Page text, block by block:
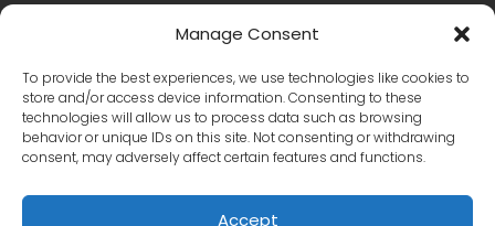
Manage Consent
To provide the best experiences, we use technologies like cookies to
store and/or access device information. Consenting to these
technologies will allow us to process data such as browsing
behavior or unique IDs on this site. Not consenting or withdrawing
consent, may adversely affect certain features and functions.
Accept
Declaración de privacidad (CA)
Declaración de privacidad (US)
Opt-out preferences